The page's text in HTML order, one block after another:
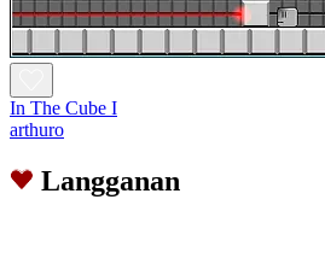
In The Cube I
arthuro
Langganan